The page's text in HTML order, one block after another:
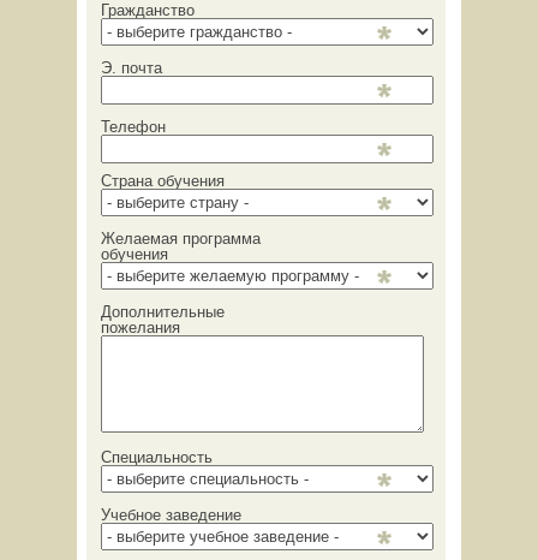
Гражданство
Э. почта
Телефон
Страна обучения
Желаемая программа
обучения
Дополнительные
пожелания
Специальность
Учебное заведение